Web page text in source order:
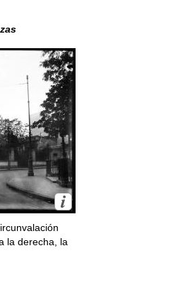
la derecha, la